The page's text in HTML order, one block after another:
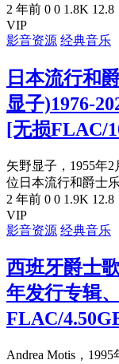
2 年前 0 0 1.8K 12.8
VIP
影音资源 经典音乐
日本流行和
显子)1976-
[无损FLAC/
矢野显子，1955年
位日本流行和爵士
2 年前 0 0 1.9K 12.8
VIP
影音资源 经典音乐
西班牙爵士
年发行专辑
FLAC/
Andrea Motis，